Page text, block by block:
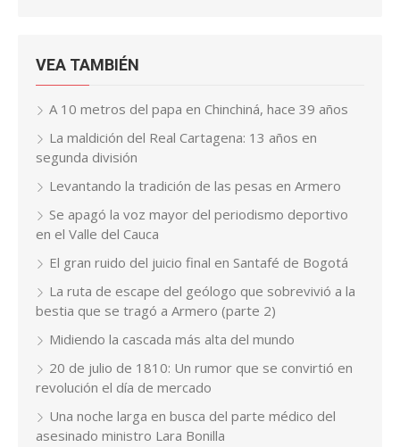
VEA TAMBIÉN
A 10 metros del papa en Chinchiná, hace 39 años
La maldición del Real Cartagena: 13 años en
segunda división
Levantando la tradición de las pesas en Armero
Se apagó la voz mayor del periodismo deportivo
en el Valle del Cauca
El gran ruido del juicio final en Santafé de Bogotá
La ruta de escape del geólogo que sobrevivió a la
bestia que se tragó a Armero (parte 2)
Midiendo la cascada más alta del mundo
20 de julio de 1810: Un rumor que se convirtió en
revolución el día de mercado
Una noche larga en busca del parte médico del
asesinado ministro Lara Bonilla